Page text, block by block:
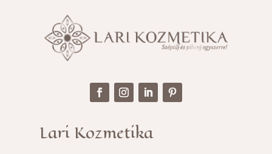
Lari Kozmetika